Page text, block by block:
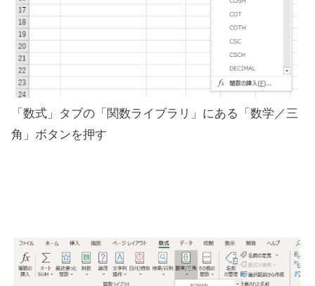
「数式」タブの「関数ライブラリ」にある「数学／三
角」ボタンを押す